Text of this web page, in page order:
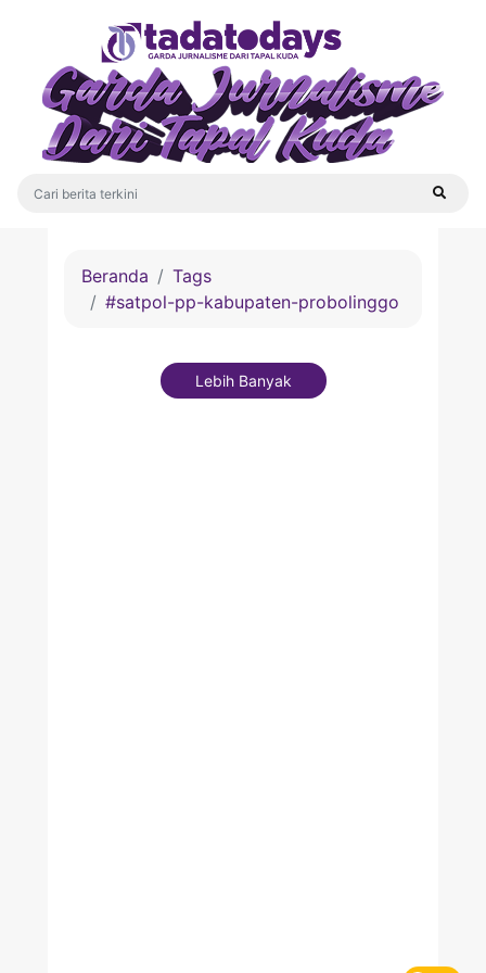
Beranda
Tags
#satpol-pp-kabupaten-probolinggo
Lebih Banyak